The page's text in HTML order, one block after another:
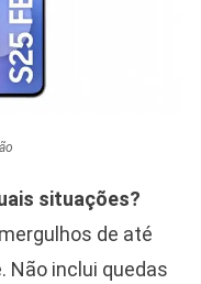
situações?
de até
Não inclui quedas